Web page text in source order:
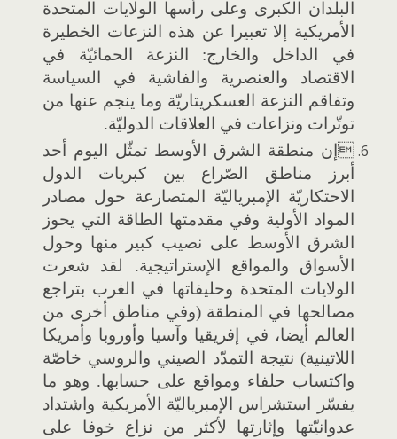
البلدان الكبرى وعلى رأسها الولايات المتحدة
الأمريكية إلا تعبيرا عن هذه النزعات الخطيرة
في الداخل والخارج: النزعة الحمائيّة في
الاقتصاد والعنصرية والفاشية في السياسة
وتفاقم النزعة العسكريتاريّة وما ينجم عنها من
توتّرات ونزاعات في العلاقات الدوليّة.
إن منطقة الشرق الأوسط تمثّل اليوم أحد
أبرز مناطق الصّراع بين كبريات الدول
الاحتكاريّة الإمبرياليّة المتصارعة حول مصادر
المواد الأولية وفي مقدمتها الطاقة التي يحوز
الشرق الأوسط على نصيب كبير منها وحول
الأسواق والمواقع الإستراتيجية. لقد شعرت
الولايات المتحدة وحليفاتها في الغرب بتراجع
مصالحها في المنطقة (وفي مناطق أخرى من
العالم أيضا، في إفريقيا وآسيا وأوروبا وأمريكا
اللاتينية) نتيجة التمدّد الصيني والروسي خاصّة
واكتساب حلفاء ومواقع على حسابها. وهو ما
يفسّر استشراس الإمبرياليّة الأمريكية واشتداد
عدوانيّتها وإثارتها لأكثر من نزاع خوفا على